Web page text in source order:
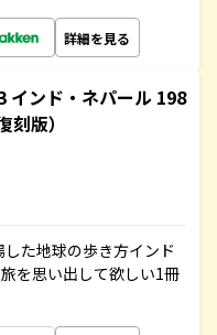
詳細を見る
インド・ネパール 198
版）
た地球の歩き方インド
を思い出して欲しい1冊